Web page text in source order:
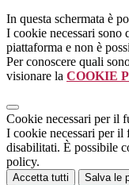
In questa schermata è
I cookie necessari sono
piattaforma e non è
Per conoscere quali
visionare la COOKIE
Cookie necessari per il
I cookie necessari per il
disabilitati. È possibile
policy.
Accetta tutti Salva le